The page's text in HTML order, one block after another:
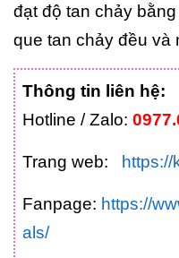
đạt độ tan chảy
que tan chảy đều và
Thông tin liên hệ:
Hotline / Zalo:
Trang web:
Fanpage: https://
als/